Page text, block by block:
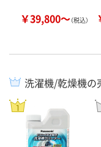
￥39,800～（税込）
洗濯機/乾燥機の